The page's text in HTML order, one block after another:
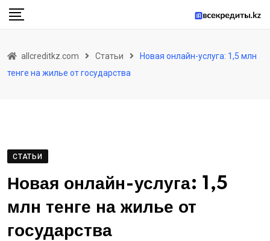
Skip
allcreditkz.com Статьи
Новая онлайн-услуга: 1,5 млн
тенге на жилье от государства
СТАТЬИ
Новая онлайн-услуга: 1,5
млн тенге на жилье от
государства